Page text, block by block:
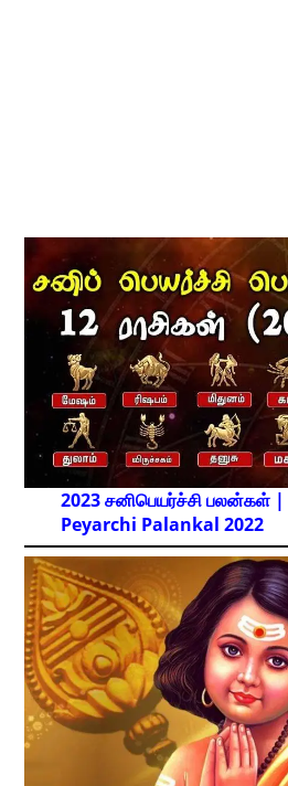
2023 சனிபெயர்ச்சி பலன்கள் |
Peyarchi Palankal 2022